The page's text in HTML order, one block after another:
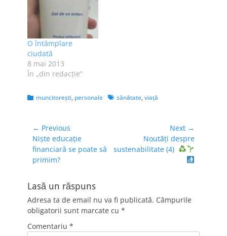
asa ca azi noapte,
cand m-am pus in
patul nostru din
TAB, imi venea sa
plang de durere. Nu
stiam…
O întâmplare
ciudată
8 mai 2013
În „din redacție”
Categories
muncitoreşti, personale Tagssănătate, viață
Navigare
în
articole
← Previous
Previous
post:
Niște educație
financiară se poate să
primim?
Next →
post:
Noutăți despre
sustenabilitate (4)
Lasă un răspuns
Adresa ta de email nu va fi publicată. Câmpurile
obligatorii sunt marcate cu *
Comentariu *